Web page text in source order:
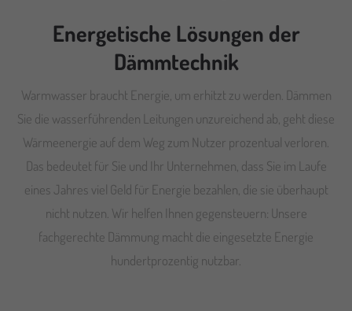
Energetische Lösungen der
Dämmtechnik
Warmwasser braucht Energie, um erhitzt zu werden. Dämmen
Sie die wasserführenden Leitungen unzureichend ab, geht diese
Wärmeenergie auf dem Weg zum Nutzer prozentual verloren.
Das bedeutet für Sie und Ihr Unternehmen, dass Sie im Laufe
eines Jahres viel Geld für Energie bezahlen, die sie überhaupt
nicht nutzen. Wir helfen Ihnen gegensteuern: Unsere
fachgerechte Dämmung macht die eingesetzte Energie
hundertprozentig nutzbar.